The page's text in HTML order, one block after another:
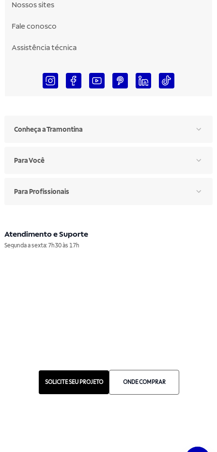
SOLICITE SEU PROJETO ONDE COMPRAR
Nossos sites
Fale conosco
Assistência técnica
Conheça a Tramontina
Para Você
Para Profissionais
Atendimento e Suporte
Segunda a sexta: 7h30 às 17h
Compra com CNPJ